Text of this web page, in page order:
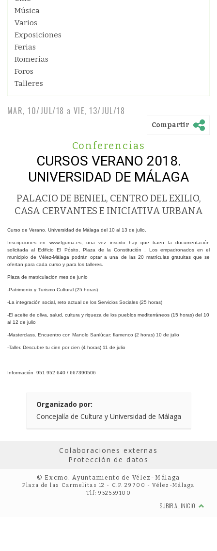
Música
Varios
Exposiciones
Ferias
Romerías
Foros
Talleres
MAR, 10/JUL/18 a VIE, 13/JUL/18
Compartir
Conferencias
CURSOS VERANO 2018.
UNIVERSIDAD DE MÁLAGA
PALACIO DE BENIEL, CENTRO DEL EXILIO,
CASA CERVANTES E INICIATIVA URBANA
Curso de Verano. Universidad de Málaga del 10 al 13 de julio.
Inscripciones en www.fguma.es, una vez inscrito hay que traen la documentación
solicitada al Edificio El Pósito, Plaza de la Constitución . Los empadronados en el
municipio de Vélez-Málaga podrán optar a una de las 20 matrículas gratuitas que se
ofertan para cada curso y para los talleres.
Plaza de matriculación mes de junio
-Patrimonio y Turismo Cultural (25 horas)
-La integración social, reto actual de los Servicios Sociales (25 horas)
-El aceite de oliva, salud, cultura y riqueza de los pueblos mediterráneos (15 horas) del 10
al 12 de julio
-Masterclass. Encuentro con Manolo Sanlúcar: flamenco (2 horas) 10 de julio
-Taller. Descubre tu cien por cien (4 horas) 11 de julio
Información 951 952 640 / 667390506
Organizado por:
Concejalía de Cultura y Universidad de Málaga
Colaboraciones externas
Protección de datos
© Excmo. Ayuntamiento de Vélez-Málaga
Plaza de las Carmelitas 12 - C.P. 29700 - Vélez-Málaga
Tlf: 952559100
SUBIR AL INICIO